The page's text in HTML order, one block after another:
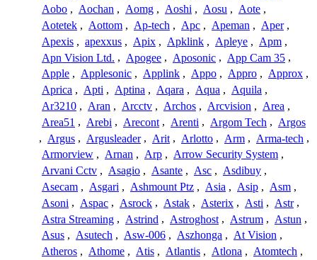
Aobo , Aochan , Aomg , Aoshi , Aosu , Aote ,
Aotetek , Aottom , Ap-tech , Apc , Apeman , Aper ,
Apexis , apexxus , Apix , Apklink , Apleye , Apm ,
Apn Vision Ltd. , Apogee , Aposonic , App Cam 35 ,
Apple , Applesonic , Applink , Appo , Appro , Approx ,
Aprica , Apti , Aptina , Aqara , Aqua , Aquila ,
Ar3210 , Aran , Arcctv , Archos , Arcvision , Area ,
Area51 , Arebi , Arecont , Arenti , Argom Tech , Argos
, Argus , Argusleader , Arit , Arlotto , Arm , Arma-tech ,
Armorview , Arnan , Arp , Arrow Security System ,
Arvani Cctv , Asagio , Asante , Asc , Asdibuy ,
Asecam , Asgari , Ashmount Ptz , Asia , Asip , Asm ,
Asoni , Aspac , Asrock , Astak , Asterix , Asti , Astr ,
Astra Streaming , Astrind , Astroghost , Astrum , Astun ,
Asus , Asutech , Asw-006 , Aszhonga , At Vision ,
Atheros , Athome , Atis , Atlantis , Atlona , Atomtech ,